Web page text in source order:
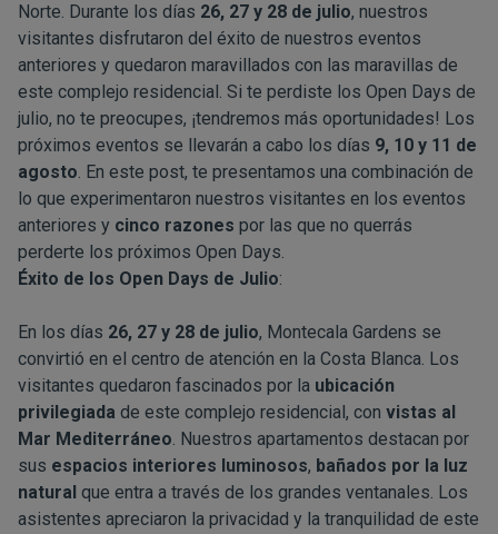
Norte. Durante los días 26, 27 y 28 de julio, nuestros
visitantes disfrutaron del éxito de nuestros eventos
anteriores y quedaron maravillados con las maravillas de
este complejo residencial. Si te perdiste los Open Days de
julio, no te preocupes, ¡tendremos más oportunidades! Los
próximos eventos se llevarán a cabo los días 9, 10 y 11 de
agosto. En este post, te presentamos una combinación de
lo que experimentaron nuestros visitantes en los eventos
anteriores y cinco razones por las que no querrás
perderte los próximos Open Days.
Éxito de los Open Days de Julio:
En los días 26, 27 y 28 de julio, Montecala Gardens se
convirtió en el centro de atención en la Costa Blanca. Los
visitantes quedaron fascinados por la ubicación
privilegiada de este complejo residencial, con vistas al
Mar Mediterráneo. Nuestros apartamentos destacan por
sus espacios interiores luminosos, bañados por la luz
natural que entra a través de los grandes ventanales. Los
asistentes apreciaron la privacidad y la tranquilidad de este